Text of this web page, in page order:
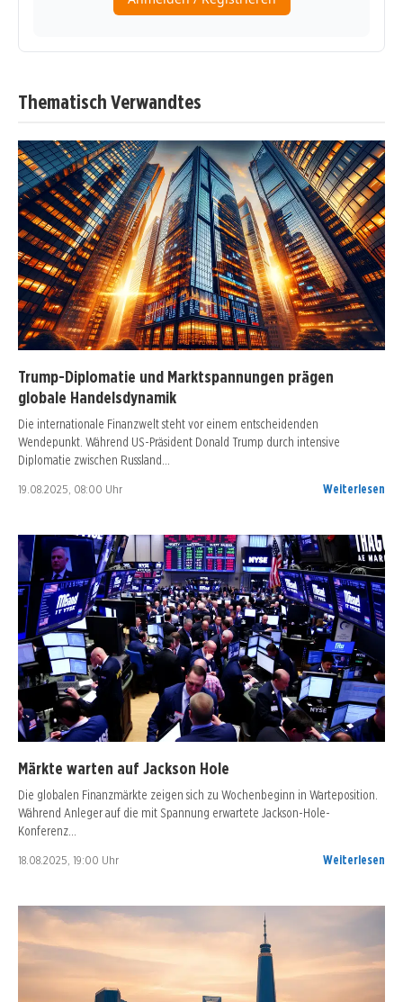
Thematisch Verwandtes
Trump-Diplomatie und Marktspannungen prägen
globale Handelsdynamik
Die internationale Finanzwelt steht vor einem entscheidenden
Wendepunkt. Während US-Präsident Donald Trump durch intensive
Diplomatie zwischen Russland…
19.08.2025, 08:00 Uhr Weiterlesen
Märkte warten auf Jackson Hole
Die globalen Finanzmärkte zeigen sich zu Wochenbeginn in Warteposition.
Während Anleger auf die mit Spannung erwartete Jackson-Hole-
Konferenz…
18.08.2025, 19:00 Uhr Weiterlesen